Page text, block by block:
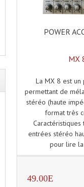
POWER
MX
La MX 8 est
permettant de
stéréo (haute
format très
Caractéristiques
entrées stéréo
pour lire
49.00E